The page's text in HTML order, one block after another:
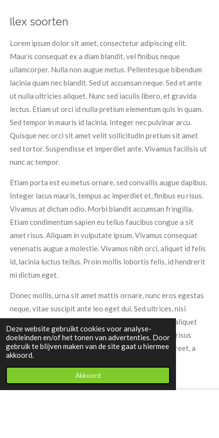
Deze website gebruikt cookies voor analyse-
doeleinden en/of het tonen van advertenties. Door
gebruik te blijven maken van de site gaat u hiermee
akkoord.
Akkoord
Ilex soorten
Lorem ipsum dolor sit amet, consectetur adipiscing elit.
Mauris consequat ex a diam blandit, vel finibus neque
ullamcorper. Nulla non augue metus. Pellentesque bibendum
lacinia quam nec blandit. Sed ut accumsan neque. Sed et ante
ut nulla ultricies aliquet. Nunc sed iaculis libero, et gravida
lectus. Etiam ut orci id nulla pretium elementum quis in quam.
Sed tempor in mauris id lacinia. Integer nec pulvinar arcu.
Quisque nec orci sit amet velit sollicitudin pretium sit amet
sed tortor. Suspendisse et imperdiet ante. Vivamus facilisis ut
nunc ac tempor.
Etiam porta est eu metus ornare, sed convallis augue dapibus.
Integer lacus mauris, tempus ac imperdiet et, finibus eu risus.
Vivamus at dictum odio. Morbi blandit accumsan fringilla.
Etiam condimentum sapien eu tellus faucibus congue a sit
amet risus. Aliquam in vulputate ipsum. Vivamus consequat
venenatis augue a molestie. Vivamus nibh orci, aliquet id felis
id, lacinia luctus tellus. Proin mollis lobortis felis, id hendrerit
mi dictum eget.
Donec mollis, urna sit amet mattis ornare, nunc eros egestas
neque, vitae suscipit ante leo eget dui. Sed ultrices, nisi
ultricies egestas placerat, risus enim blandit libero, aliquet
ornare enim nunc ac neque. Sed gravida sem aliquet risus
tempor vestibulum. Cras gravida ante eget odio laoreet, a